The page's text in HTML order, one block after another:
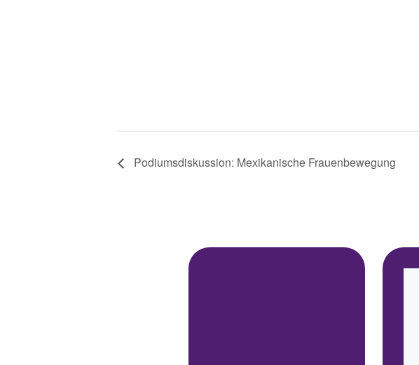
Podiumsdiskussion: Mexikanische Frauenbewegung